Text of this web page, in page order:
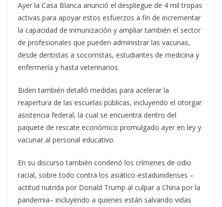
Ayer la Casa Blanca anunció el despliegue de 4 mil tropas
activas para apoyar estos esfuerzos a fin de incrementar
la capacidad de inmunización y ampliar también el sector
de profesionales que pueden administrar las vacunas,
desde dentistas a socorristas, estudiantes de medicina y
enfermería y hasta veterinarios.
Biden también detalló medidas para acelerar la
reapertura de las escuelas públicas, incluyendo el otorgar
asistencia federal, la cual se encuentra dentro del
paquete de rescate económico promulgado ayer en ley y
vacunar al personal educativo.
En su discurso también condenó los crímenes de odio
racial, sobre todo contra los asiático-estadunidenses –
actitud nutrida por Donald Trump al culpar a China por la
pandemia– incluyendo a quienes están salvando vidas